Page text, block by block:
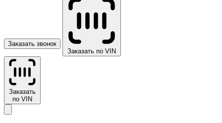
Заказать звонок
Заказать по VIN
Заказать
по VIN